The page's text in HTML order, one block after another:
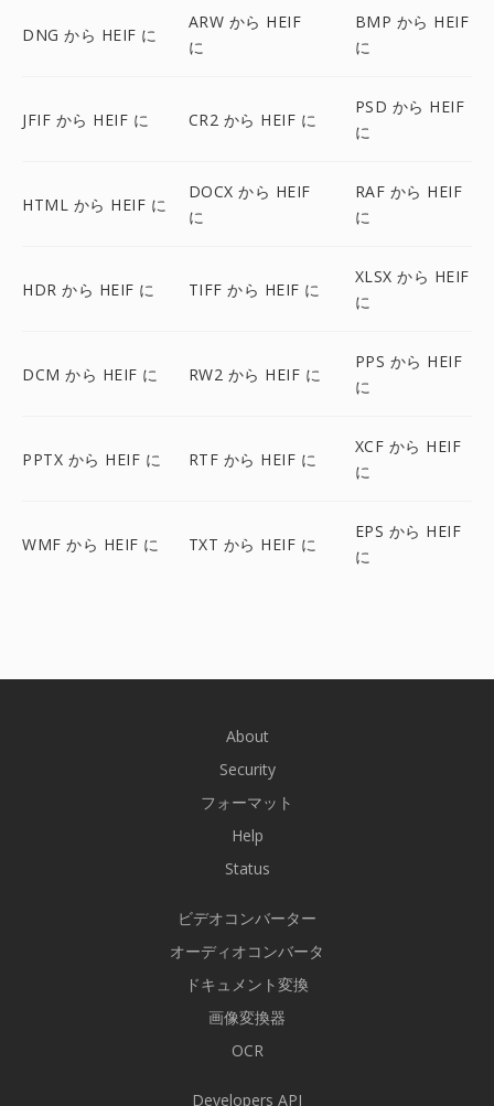
DNG から HEIF に
ARW から HEIF
に
BMP から HEIF
に
JFIF から HEIF に CR2 から HEIF に
PSD から HEIF
に
HTML から HEIF に
DOCX から HEIF
に
RAF から HEIF
に
HDR から HEIF に TIFF から HEIF に
XLSX から HEIF
に
DCM から HEIF に RW2 から HEIF に
PPS から HEIF
に
PPTX から HEIF に RTF から HEIF に
XCF から HEIF
に
WMF から HEIF に TXT から HEIF に
EPS から HEIF
に
About
Security
フォーマット
Help
Status
ビデオコンバーター
オーディオコンバータ
ドキュメント変換
画像変換器
OCR
Developers API